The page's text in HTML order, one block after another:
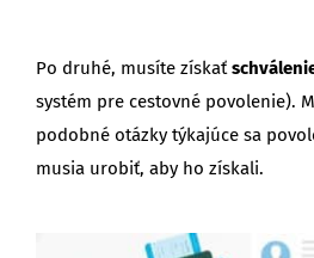
Po druhé, musíte získať
systém pre cestovné povolenie).
podobné otázky týkajúce sa
musia urobiť, aby ho získali.